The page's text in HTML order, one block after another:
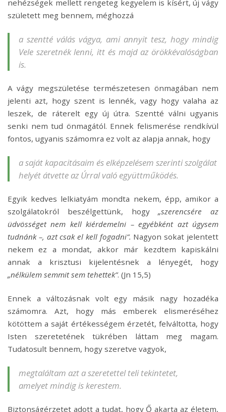
nehézségek mellett rengeteg kegyelem is kísért, új vágy
született meg bennem, méghozzá
a szentté válás vágya, ami annyit tesz, hogy mindig
Vele szeretnék lenni, itt és majd az örökkévalóságban
is.
A vágy megszületése természetesen önmagában nem
jelenti azt, hogy szent is lennék, vagy hogy valaha az
leszek, de ráterelt egy új útra. Szentté válni ugyanis
senki nem tud önmagától. Ennek felismerése rendkívül
fontos, ugyanis számomra ez volt az alapja annak, hogy
a saját kapacitásaim és elképzelésem szerinti szolgálat
helyét átvette az Úrral való együttműködés.
Egyik kedves lelkiatyám mondta nekem, épp, amikor a
szolgálatokról beszélgettünk, hogy„szerencsére az
üdvösséget nem kell kiérdemelni – egyébként azt úgysem
tudnánk –, azt csak el kell fogadni”. Nagyon sokat jelentett
nekem ez a mondat, akkor már kezdtem kapiskálni
annak a krisztusi kijelentésnek a lényegét, hogy
„nélkülem semmit sem tehettek”. (Jn 15,5)
Ennek a változásnak volt egy másik nagy hozadéka
számomra. Azt, hogy más emberek elismeréséhez
kötöttem a saját értékességem érzetét, felváltotta, hogy
Isten szeretetének tükrében láttam meg magam.
Tudatosult bennem, hogy szeretve vagyok,
megtaláltam azt a szeretettel teli tekintetet,
amelyetmindig is kerestem.
Biztonságérzetet adott a tudat, hogy Ő akarta az életem,